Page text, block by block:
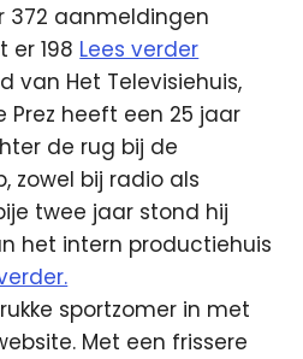
372 aanmeldingen
er 198 Lees verder
van Het Televisiehuis,
Prez heeft een 25 jaar
de rug bij de
zowel bij radio als
twee jaar stond hij
het intern productiehuis
sportzomer in met
Met een frissere